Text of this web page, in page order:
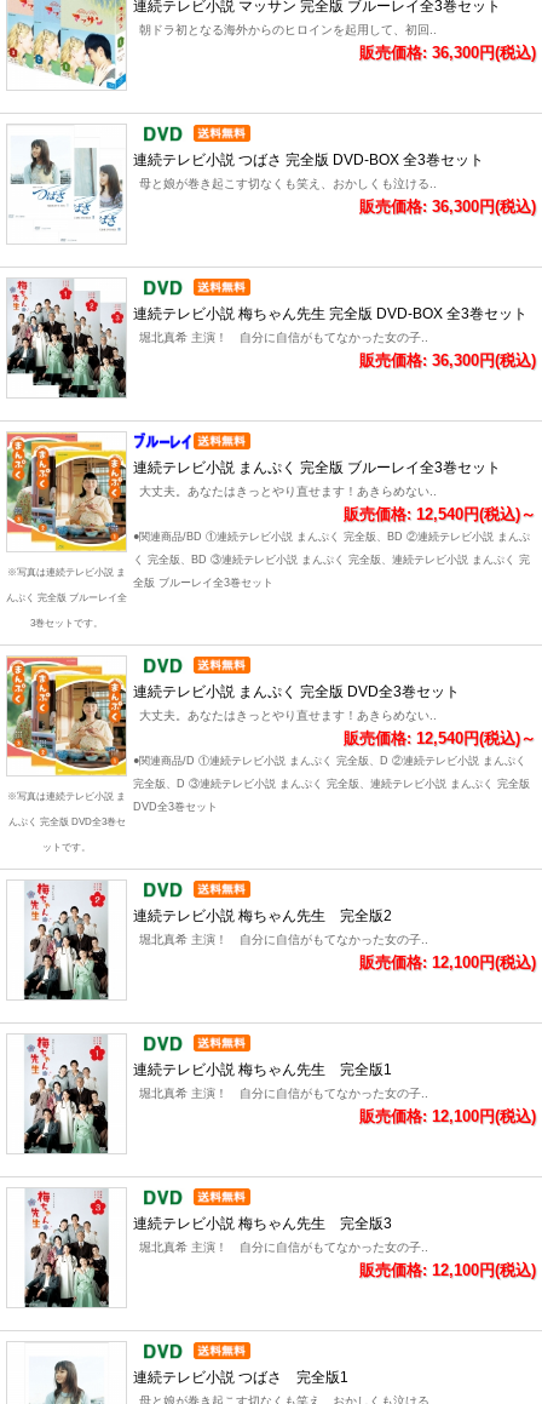
連続テレビ小説 マッサン 完全版 ブルーレイ全3巻セット
朝ドラ初となる海外からのヒロインを起用して、初回..
販売価格: 36,300円(税込)
連続テレビ小説 つばさ 完全版 DVD-BOX 全3巻セット
母と娘が巻き起こす切なくも笑え、おかしくも泣ける..
販売価格: 36,300円(税込)
連続テレビ小説 梅ちゃん先生 完全版 DVD-BOX 全3巻セット
堀北真希 主演！ 自分に自信がもてなかった女の子..
販売価格: 36,300円(税込)
※写真は連続テレビ小説 ま
んぷく 完全版 ブルーレイ全
3巻セットです。
連続テレビ小説 まんぷく 完全版 ブルーレイ全3巻セット
大丈夫。あなたはきっとやり直せます！あきらめない..
販売価格: 12,540円(税込)～
●関連商品/BD ①連続テレビ小説 まんぷく 完全版、BD ②連続テレビ小説 まんぷ
く 完全版、BD ③連続テレビ小説 まんぷく 完全版、連続テレビ小説 まんぷく 完
全版 ブルーレイ全3巻セット
※写真は連続テレビ小説 ま
んぷく 完全版 DVD全3巻セ
ットです。
連続テレビ小説 まんぷく 完全版 DVD全3巻セット
大丈夫。あなたはきっとやり直せます！あきらめない..
販売価格: 12,540円(税込)～
●関連商品/D ①連続テレビ小説 まんぷく 完全版、D ②連続テレビ小説 まんぷく
完全版、D ③連続テレビ小説 まんぷく 完全版、連続テレビ小説 まんぷく 完全版
DVD全3巻セット
連続テレビ小説 梅ちゃん先生 完全版2
堀北真希 主演！ 自分に自信がもてなかった女の子..
販売価格: 12,100円(税込)
連続テレビ小説 梅ちゃん先生 完全版1
堀北真希 主演！ 自分に自信がもてなかった女の子..
販売価格: 12,100円(税込)
連続テレビ小説 梅ちゃん先生 完全版3
堀北真希 主演！ 自分に自信がもてなかった女の子..
販売価格: 12,100円(税込)
連続テレビ小説 つばさ 完全版1
母と娘が巻き起こす切なくも笑え、おかしくも泣ける..